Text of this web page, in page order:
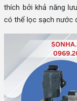
thích bởi khả năng
có thể lọc sạch nước